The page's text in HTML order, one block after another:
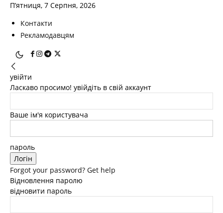
П’ятниця, 7 Серпня, 2026
Контакти
Рекламодавцям
увійти
Ласкаво просимо! увійдіть в свій аккаунт
Ваше ім'я користувача
пароль
Forgot your password? Get help
Відновлення паролю
відновити пароль